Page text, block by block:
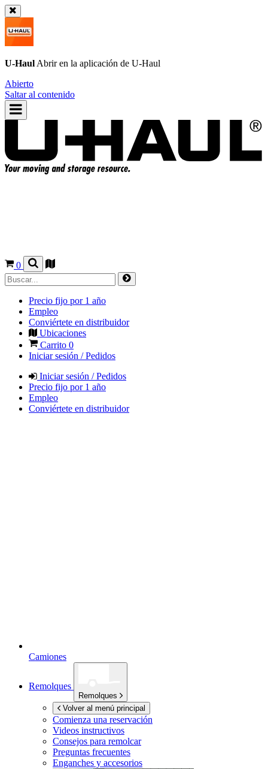
U-Haul Abrir en la aplicación de U-Haul
Abierto
Saltar al contenido
0
Precio fijo por 1 año
Empleo
Conviértete en distribuidor
Ubicaciones
Carrito 0
Iniciar sesión / Pedidos
Iniciar sesión / Pedidos
Precio fijo por 1 año
Empleo
Conviértete en distribuidor
Camiones
Remolques
Remolques
Volver al menú principal
Comienza una reservación
Videos instructivos
Consejos para remolcar
Preguntas frecuentes
Enganches y accesorios